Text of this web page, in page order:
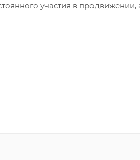
участия в продвижении,